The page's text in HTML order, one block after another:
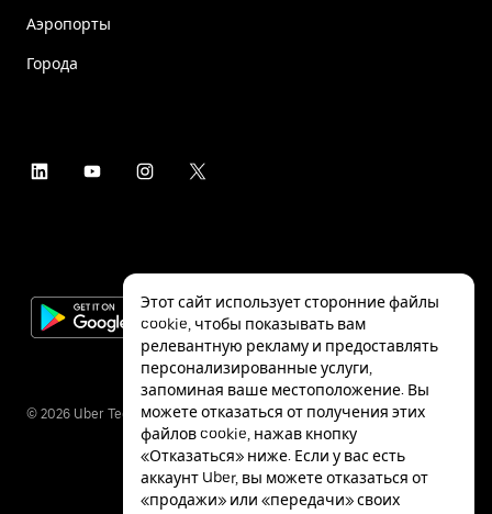
Аэропорты
Города
© 2026 Uber Technologies Inc.
Этот сайт использует сторонние файлы
cookie, чтобы показывать вам
релевантную рекламу и предоставлять
персонализированные услуги,
запоминая ваше местоположение. Вы
можете отказаться от получения этих
файлов cookie, нажав кнопку
«Отказаться» ниже. Если у вас есть
аккаунт Uber, вы можете отказаться от
«продажи» или «передачи» своих